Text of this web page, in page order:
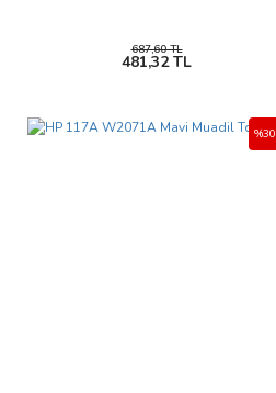
687,60 TL
481,32 TL
%30